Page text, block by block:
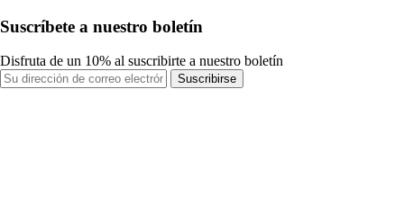
Suscríbete a nuestro boletín
Disfruta de un 10% al suscribirte a nuestro boletín
Suscribirse